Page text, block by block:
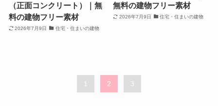
（正面コンクリート）｜無
料の建物フリー素材
2026年7月9日 住宅・住まいの建物
無料の建物フリー素材
2026年7月9日 住宅・住まいの建物
1 2 3